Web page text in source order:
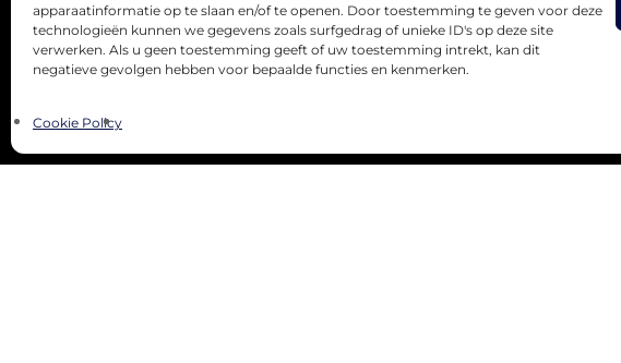
apparaatinformatie op te slaan en/of te openen. Door toestemming te geven voor deze
technologieën kunnen we gegevens zoals surfgedrag of unieke ID's op deze site
verwerken. Als u geen toestemming geeft of uw toestemming intrekt, kan dit
negatieve gevolgen hebben voor bepaalde functies en kenmerken.
Cookie Policy